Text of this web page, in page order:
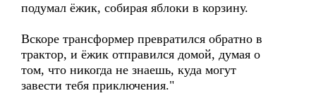
подумал ёжик, собирая яблоки в корзину.
Вскоре трансформер превратился обратно в
трактор, и ёжик отправился домой, думая о
том, что никогда не знаешь, куда могут
завести тебя приключения."